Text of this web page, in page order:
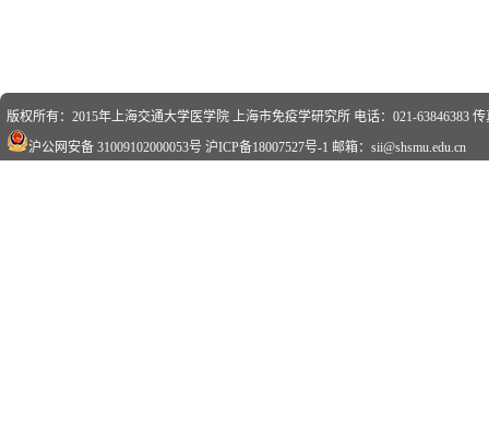
版权所有：2015年上海交通大学医学院 上海市免疫学研究所 电话：021-63846383 传
沪公网安备 31009102000053号 沪ICP备18007527号-1 邮箱：sii@shsmu.edu.cn